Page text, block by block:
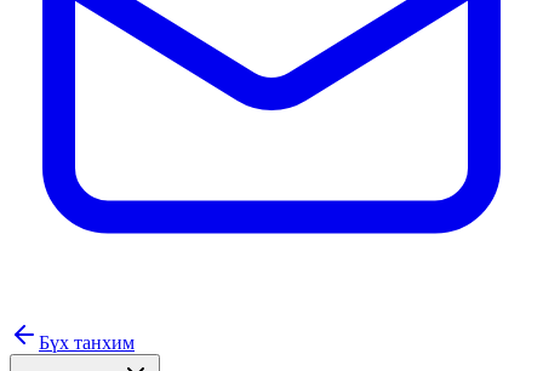
Бүх танхим